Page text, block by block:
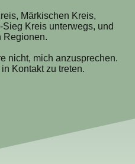
Märkischen Kreis,
Kreis unterwegs, und
Regionen.
nicht, mich anzusprechen.
Kontakt zu treten.